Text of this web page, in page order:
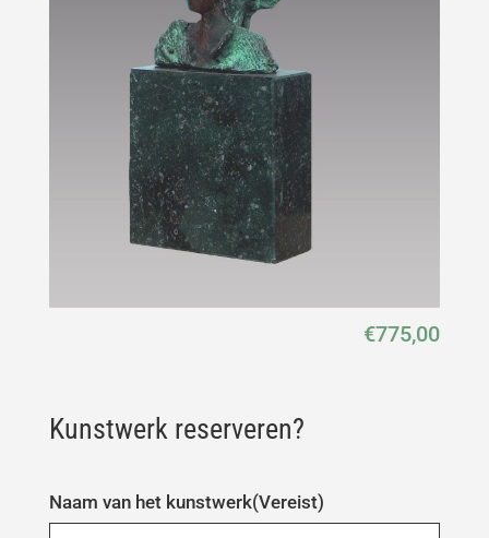
€775,00
Kunstwerk reserveren?
Naam van het kunstwerk(Vereist)